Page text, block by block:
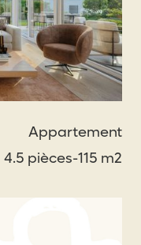
Appartement
4.5 pièces-115 m2